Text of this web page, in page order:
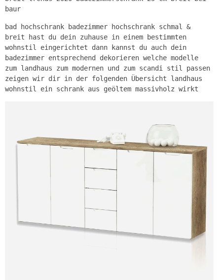
baur
bad hochschrank badezimmer hochschrank schmal &
breit hast du dein zuhause in einem bestimmten
wohnstil eingerichtet dann kannst du auch dein
badezimmer entsprechend dekorieren welche modelle
zum landhaus zum modernen und zum scandi stil passen
zeigen wir dir in der folgenden Übersicht landhaus
wohnstil ein schrank aus geöltem massivholz wirkt